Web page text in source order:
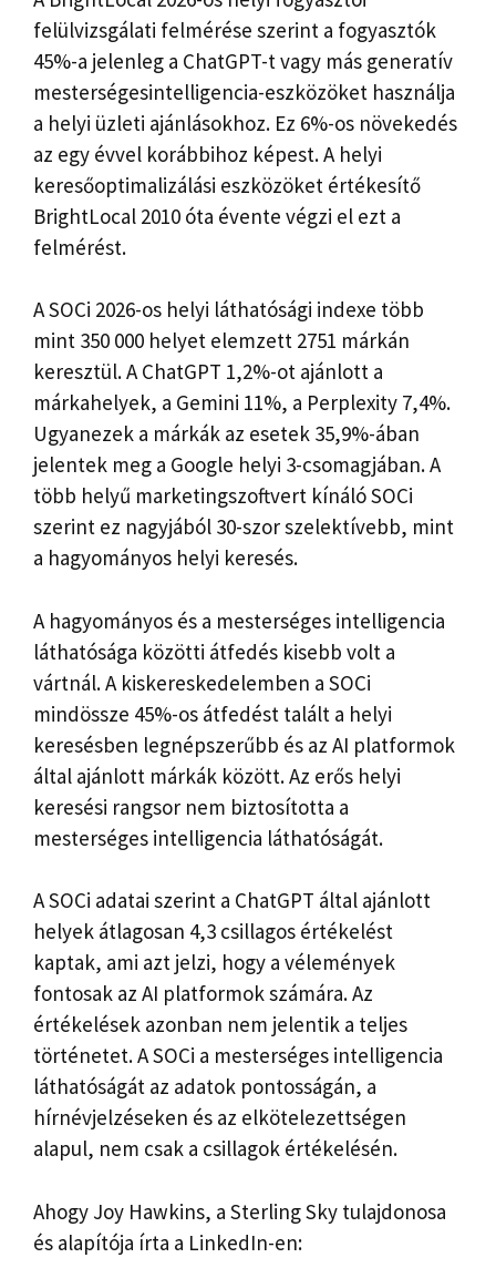
felülvizsgálati felmérése szerint a fogyasztók
45%-a jelenleg a ChatGPT-t vagy más generatív
mesterségesintelligencia-eszközöket használja
a helyi üzleti ajánlásokhoz. Ez 6%-os növekedés
az egy évvel korábbihoz képest. A helyi
keresőoptimalizálási eszközöket értékesítő
BrightLocal 2010 óta évente végzi el ezt a
felmérést.
A SOCi 2026-os helyi láthatósági indexe több
mint 350 000 helyet elemzett 2751 márkán
keresztül. A ChatGPT 1,2%-ot ajánlott a
márkahelyek, a Gemini 11%, a Perplexity 7,4%.
Ugyanezek a márkák az esetek 35,9%-ában
jelentek meg a Google helyi 3-csomagjában. A
több helyű marketingszoftvert kínáló SOCi
szerint ez nagyjából 30-szor szelektívebb, mint
a hagyományos helyi keresés.
A hagyományos és a mesterséges intelligencia
láthatósága közötti átfedés kisebb volt a
vártnál. A kiskereskedelemben a SOCi
mindössze 45%-os átfedést talált a helyi
keresésben legnépszerűbb és az AI platformok
által ajánlott márkák között. Az erős helyi
keresési rangsor nem biztosította a
mesterséges intelligencia láthatóságát.
A SOCi adatai szerint a ChatGPT által ajánlott
helyek átlagosan 4,3 csillagos értékelést
kaptak, ami azt jelzi, hogy a vélemények
fontosak az AI platformok számára. Az
értékelések azonban nem jelentik a teljes
történetet. A SOCi a mesterséges intelligencia
láthatóságát az adatok pontosságán, a
hírnévjelzéseken és az elkötelezettségen
alapul, nem csak a csillagok értékelésén.
Ahogy Joy Hawkins, a Sterling Sky tulajdonosa
és alapítója írta a LinkedIn-en: